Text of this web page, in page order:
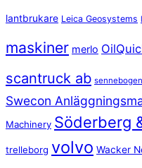
lantbrukare Leica Geosystems
maskiner merlo
scantruck ab sennebogen
Swecon
Machinery Söderberg
trelleborg volvo Wacker